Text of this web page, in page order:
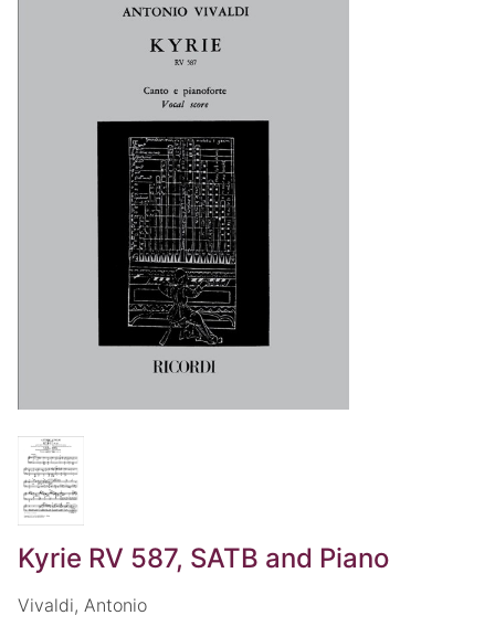
Kyrie RV 587, SATB and Piano
Vivaldi, Antonio